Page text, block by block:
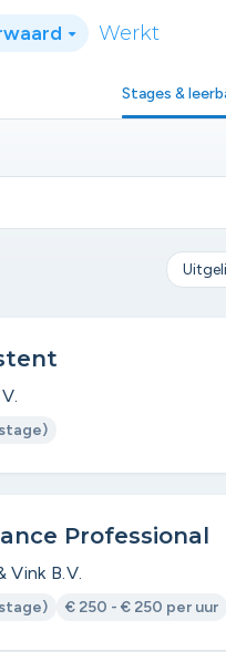
Werkt
Stages &
Professional
Vink B.V.
€ 250 - € 250 per uur